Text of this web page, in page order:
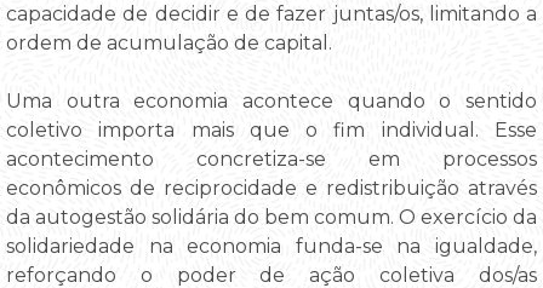
capacidade de decidir e de fazer juntas/os, limitando a
ordem de acumulação de capital.
Uma outra economia acontece quando o sentido
coletivo importa mais que o fim individual. Esse
acontecimento concretiza-se em processos
econômicos de reciprocidade e redistribuição através
da autogestão solidária do bem comum. O exercício da
solidariedade na economia funda-se na igualdade,
reforçando o poder de ação coletiva dos/as